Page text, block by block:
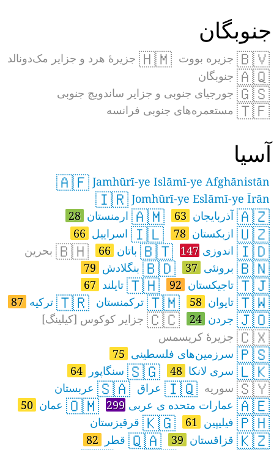
جنوبگان
🇧🇻جزیره بووت 🇭🇲جزیرهٔ هرد و جزایر مک‌دونالد
🇦🇶جنوبگان
🇬🇸جورجیای جنوبی و جزایر ساندویچ جنوبی
🇹🇫مستعمره‌های جنوبی فرانسه
آسیا
🇦🇫Jamhūrī-ye Islāmī-ye Afghānistān
🇮🇷Jomhūrī-ye Eslāmī-ye Īrān
🇦🇿آذربایجان 63
🇦🇲ارمنستان 28
🇺🇿ازبکستان 78
🇮🇱اسراییل 66
🇮🇩اندوزی 147
🇧🇹باتان 66
🇧🇭بحرین
🇧🇳برونئی 37
🇧🇩بنگلادش 79
🇹🇯تاجیکستان 92
🇹🇭تایلند 67
🇹🇼تایوان 58
🇹🇲ترکمنستان 🇹🇷ترکیه 87
🇯🇴جردن 24
🇨🇨جزایر کوکوس [کیلینگ]
🇨🇽جزیرهٔ کریسمس
🇵🇸سرزمین‌های فلسطینی 75
🇱🇰سری لانکا 48
🇸🇬سنگاپور 64
🇸🇾سوریه 🇮🇶عراق 🇸🇦عربستان
🇦🇪عمارات متحده ی عربی 299
🇴🇲عمان 50
🇵🇭فیلیپین 61
🇰🇬قرقیزستان
🇰🇿قزاقستان 39
🇶🇦قطر 82